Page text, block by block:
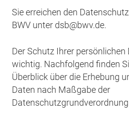
Sie erreichen den
BWV unter dsb@bwv.de.
Der Schutz Ihrer
wichtig. Nachfolgend finden
Überblick über die Erhebung
Daten nach Maßgabe der
Datenschutzgrundverordnung